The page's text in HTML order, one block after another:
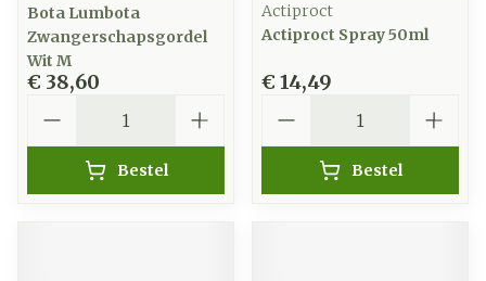
Bota Lumbota
Zwangerschapsgordel
Wit M
€ 38,60
Bestel
Actiproct
Actiproct Spray 50ml
€ 14,49
Bestel